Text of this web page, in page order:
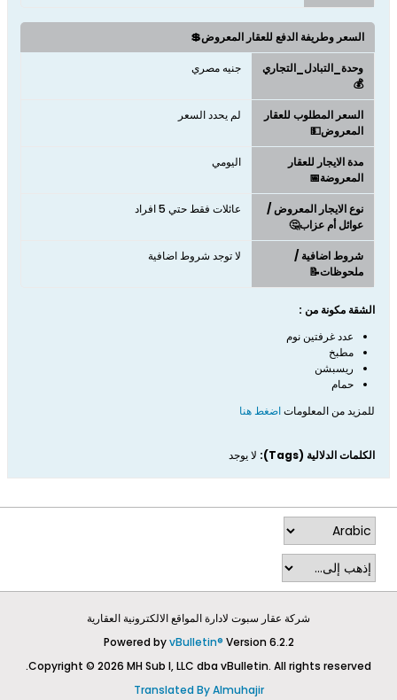
السعر وطريفة الدفع للعقار المعروض💲
وحدة_التبادل_التجاري
💰
جنيه مصري
السعر المطلوب للعقار
المعروض💵
لم يحدد السعر
مدة الايجار للعقار
المعروضة📅
اليومي
نوع الايجار المعروض /
عوائل أم عزاب🤔
عائلات فقط حتي 5 افراد
شروط اضافية /
ملحوظات📝
لا توجد شروط اضافية
الشقة مكونة من :
عدد غرفتين نوم
مطبخ
ريسبشن
حمام
للمزيد من المعلوماتاضغط هنا
الكلمات الدلالية (Tags): لا يوجد
شركة عقار سبوت لادارة المواقع الالكترونية العقارية
Powered byvBulletin® Version 6.2.2
Copyright © 2026 MH Sub I, LLC dba vBulletin. All rights reserved.
Translated By Almuhajir